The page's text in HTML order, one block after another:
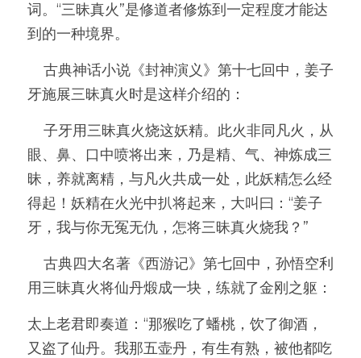
词。“三昧真火”是修道者修炼到一定程度才能达
到的一种境界。
牙施展三昧真火时是这样介绍的：
眼、鼻、口中喷将出来，乃是精、气、神炼成三
昧，养就离精，与凡火共成一处，此妖精怎么经
得起！妖精在火光中扒将起来，大叫曰：“姜子
牙，我与你无冤无仇，怎将三昧真火烧我？”
用三昧真火将仙丹煅成一块，练就了金刚之躯：
太上老君即奏道：“那猴吃了蟠桃，饮了御酒，
又盗了仙丹。我那五壶丹，有生有熟，被他都吃